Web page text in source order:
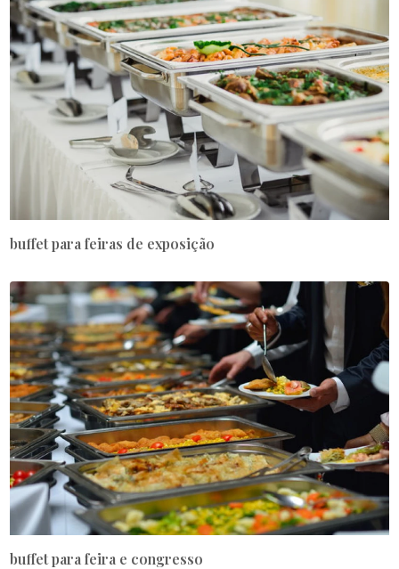
buffet para feiras de exposição
buffet para feira e congresso